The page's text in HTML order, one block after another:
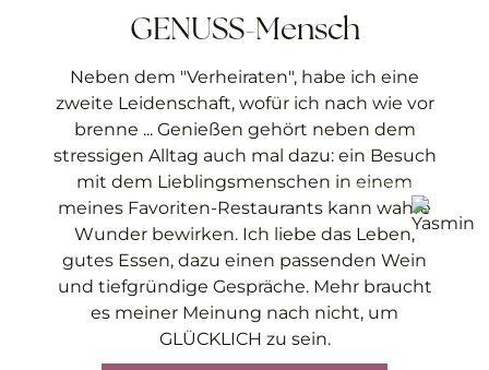
GENUSS-Mensch
Neben dem "Verheiraten", habe ich eine
zweite Leidenschaft, wofür ich nach wie vor
brenne ... Genießen gehört neben dem
stressigen Alltag auch mal dazu: ein Besuch
mit dem Lieblingsmenschen in einem
meines Favoriten-Restaurants kann wahre
Wunder bewirken. Ich liebe das Leben,
gutes Essen, dazu einen passenden Wein
und tiefgründige Gespräche. Mehr braucht
es meiner Meinung nach nicht, um
GLÜCKLICH zu sein.
Cecile Conquer